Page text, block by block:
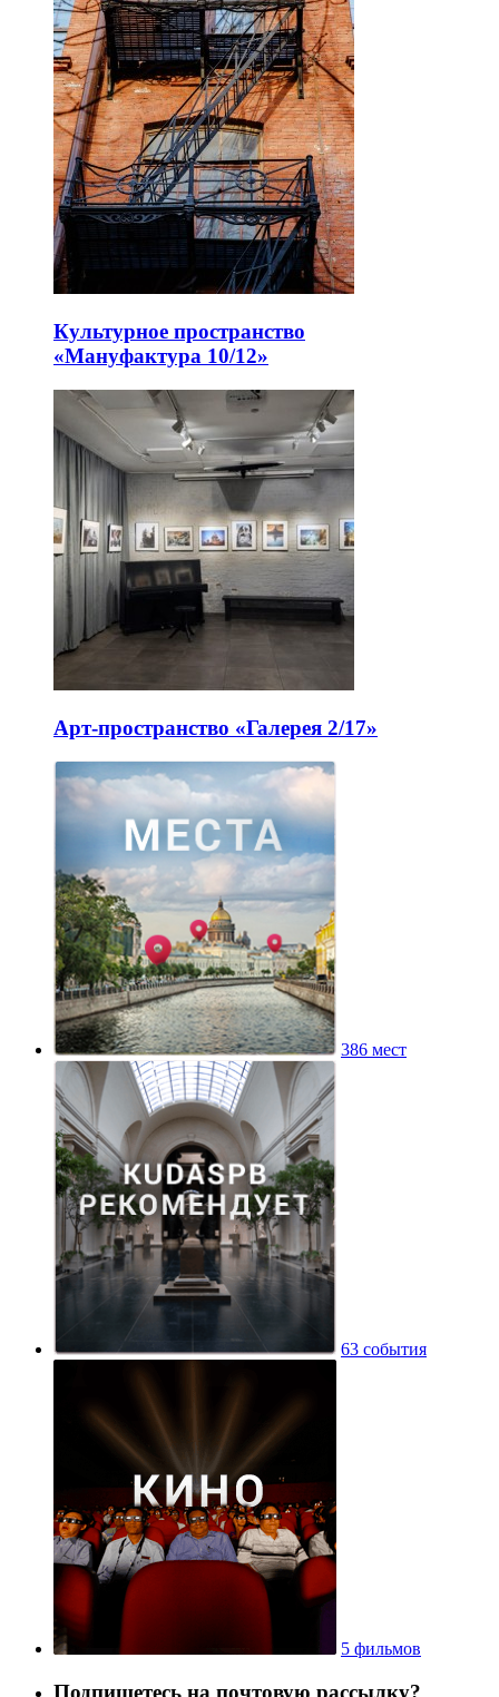
Культурное пространство
«Мануфактура 10/12»
Арт-пространство «Галерея 2/17»
386 мест
63 события
5 фильмов
Подпишетесь на почтовую рассылку?